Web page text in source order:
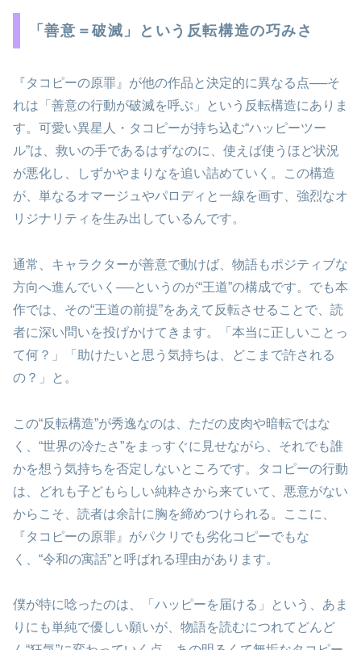
「善意＝破滅」という反転構造の巧みさ
『タコピーの原罪』が他の作品と決定的に異なる点──そ
れは「善意の行動が破滅を呼ぶ」という反転構造にありま
す。可愛い異星人・タコピーが持ち込む“ハッピーツー
ル”は、救いの手であるはずなのに、使えば使うほど状況
が悪化し、しずかやまりなを追い詰めていく。この構造
が、単なるオマージュやパロディと一線を画す、強烈なオ
リジナリティを生み出しているんです。
通常、キャラクターが善意で動けば、物語もポジティブな
方向へ進んでいく──というのが“王道”の構成です。でも本
作では、その“王道の前提”をあえて反転させることで、読
者に深い問いを投げかけてきます。「本当に正しいことっ
て何？」「助けたいと思う気持ちは、どこまで許される
の？」と。
この“反転構造”が秀逸なのは、ただの皮肉や暗転ではな
く、“世界の冷たさ”をまっすぐに見せながら、それでも誰
かを想う気持ちを否定しないところです。タコピーの行動
は、どれも子どもらしい純粋さから来ていて、悪意がない
からこそ、読者は余計に胸を締めつけられる。ここに、
『タコピーの原罪』がパクリでも劣化コピーでもな
く、“令和の寓話”と呼ばれる理由があります。
僕が特に唸ったのは、「ハッピーを届ける」という、あま
りにも単純で優しい願いが、物語を読むにつれてどんど